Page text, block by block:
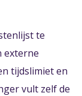
te
externe
tijdslimiet en
vult zelf de